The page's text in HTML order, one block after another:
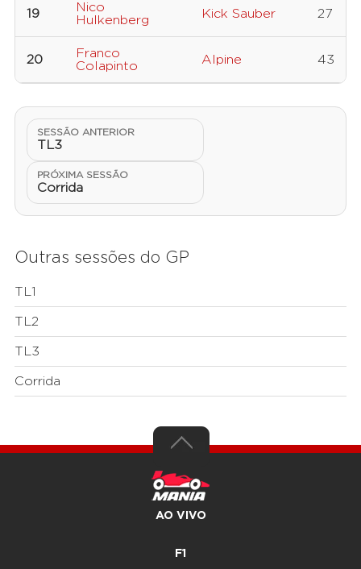
19
Nico
Hulkenberg
Kick Sauber 27
20
Franco
Colapinto
Alpine 43
SESSÃO ANTERIOR
TL3
PRÓXIMA SESSÃO
Corrida
Outras sessões do GP
TL1
TL2
TL3
Corrida
AO VIVO
F1